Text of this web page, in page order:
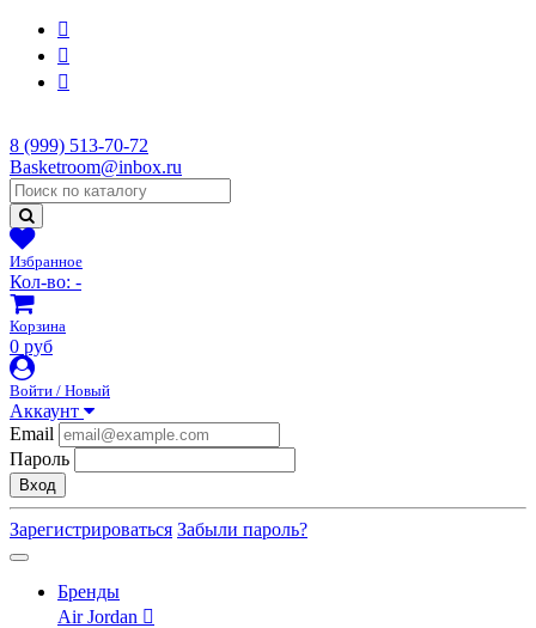
8 (999) 513-70-72
Basketroom@inbox.ru
Избранное
Кол-во: -
Корзина
0 руб
Войти / Новый
Аккаунт
Email
Пароль
Вход
Зарегистрироваться Забыли пароль?
Бренды
Air Jordan